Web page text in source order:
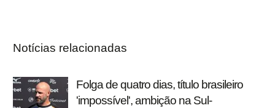
Notícias relacionadas
Folga de quatro dias, título brasileiro
'impossível', ambição na Sul-